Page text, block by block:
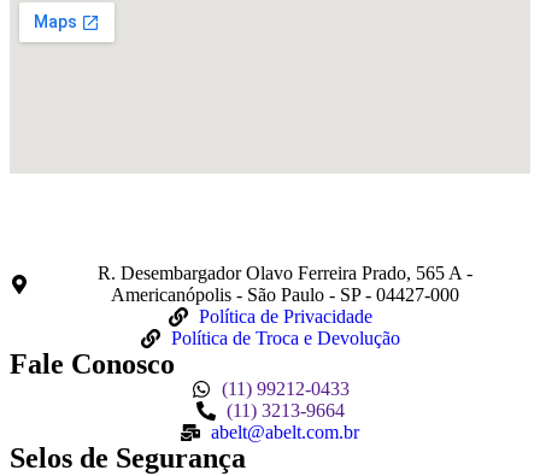
R. Desembargador Olavo Ferreira Prado, 565 A -
Americanópolis - São Paulo - SP - 04427-000
Política de Privacidade
Política de Troca e Devolução
Fale Conosco
(11) 99212-0433
(11) 3213-9664
abelt@abelt.com.br
Selos de Segurança